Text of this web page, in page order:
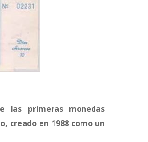
las primeras monedas
creado en 1988 como un